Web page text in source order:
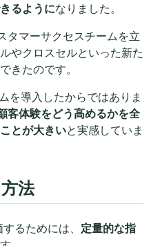
るようになりました。
タマーサクセスチームを立
やクロスセルといった新た
きたのです。
を導入したからではありま
客体験をどう高めるかを全
とが大きいと実感していま
法
るためには、 定量的な指